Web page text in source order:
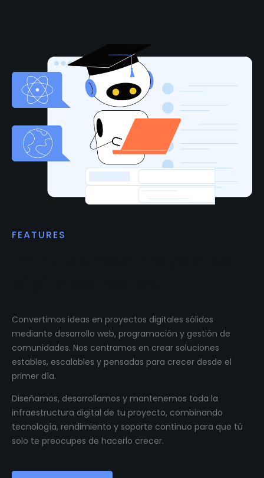
FEATURES
Convertimos ideas en proyectos digitales sólidos
mediante desarrollo web, programación y gestión de
comunidades. Nos centramos en crear soluciones
estables, escalables y pensadas para crecer desde el
primer día.
Diseñamos, desarrollamos y mantenemos toda la
infraestructura digital de tu proyecto, combinando
tecnología, rendimiento y soporte continuo para que tú
solo te preocupes de hacerlo crecer.